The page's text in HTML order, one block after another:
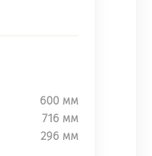
600 мм
716 мм
296 мм